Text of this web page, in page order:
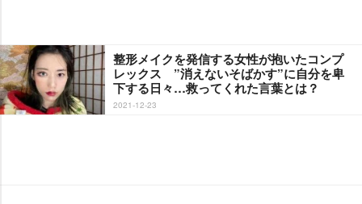
整形メイクを発信する女性が抱いたコンプ
レックス ”消えないそばかす”に自分を卑
下する日々…救ってくれた言葉とは？
2021-12-23